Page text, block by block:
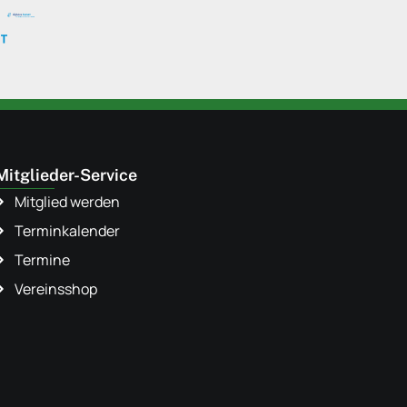
Service
Mitglied werden
Terminkalender
Termine
Vereinsshop